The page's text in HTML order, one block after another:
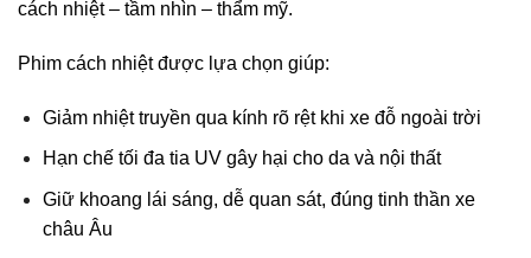
cách nhiệt – tầm nhìn – thẩm mỹ.
Phim cách nhiệt được lựa chọn giúp:
Giảm nhiệt truyền qua kính rõ rệt khi xe đỗ ngoài trời
Hạn chế tối đa tia UV gây hại cho da và nội thất
Giữ khoang lái sáng, dễ quan sát, đúng tinh thần xe
châu Âu